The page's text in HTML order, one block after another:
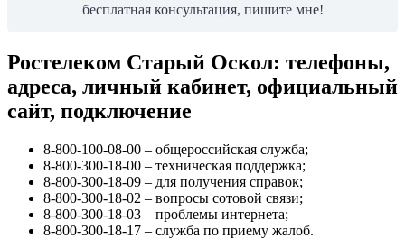
бесплатная консультация, пишите мне!
Ростелеком Старый Оскол: телефоны,
адреса, личный кабинет, официальный
сайт, подключение
8-800-100-08-00 – общероссийская служба;
8-800-300-18-00 – техническая поддержка;
8-800-300-18-09 – для получения справок;
8-800-300-18-02 – вопросы сотовой связи;
8-800-300-18-03 – проблемы интернета;
8-800-300-18-17 – служба по приему жалоб.